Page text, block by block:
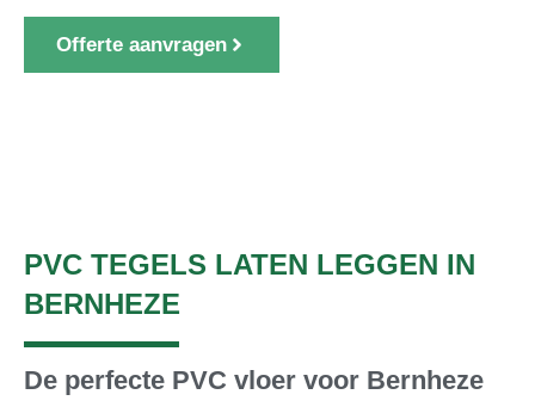
Offerte aanvragen
PVC TEGELS LATEN LEGGEN IN
BERNHEZE
De perfecte PVC vloer voor Bernheze